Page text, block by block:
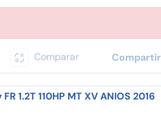
Comparar Compartir
1.2T 110HP MT XV ANIOS 2016